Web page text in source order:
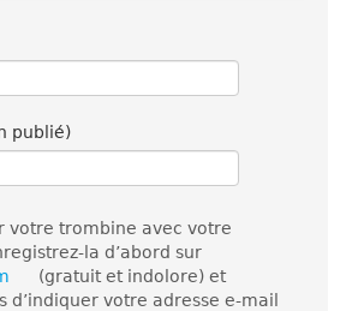
publié)
votre trombine avec votre
la d’abord sur
(gratuit et indolore) et
d’indiquer votre adresse e-mail